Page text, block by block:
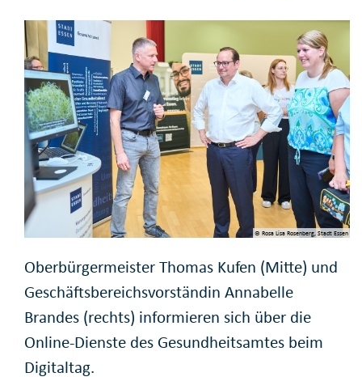
© Rosa Lisa Rosenberg, Stadt Essen
Oberbürgermeister Thomas Kufen (Mitte) und
Geschäftsbereichsvorständin Annabelle
Brandes (rechts) informieren sich über die
Online-Dienste des Gesundheitsamtes beim
Digitaltag.